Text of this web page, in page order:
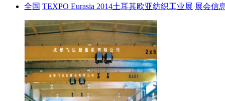
全国 TEXPO Eurasia 2014土耳其欧亚纺织工业展 展会信